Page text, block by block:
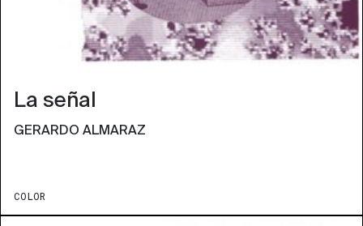
La señal
GERARDO ALMARAZ
COLOR